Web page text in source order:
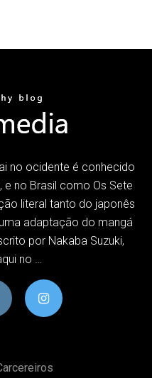
no ocidente é conhecido
e no Brasil como Os Sete
literal tanto do japonês
adaptação do mangá
por Nakaba Suzuki,
no …